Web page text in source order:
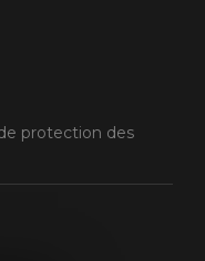
protection des